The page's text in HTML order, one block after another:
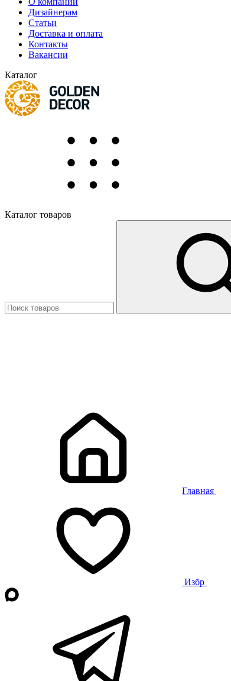
Дизайнерам
Статьи
Доставка и оплата
Контакты
Вакансии
Каталог
Каталог товаров
Главная
Избр